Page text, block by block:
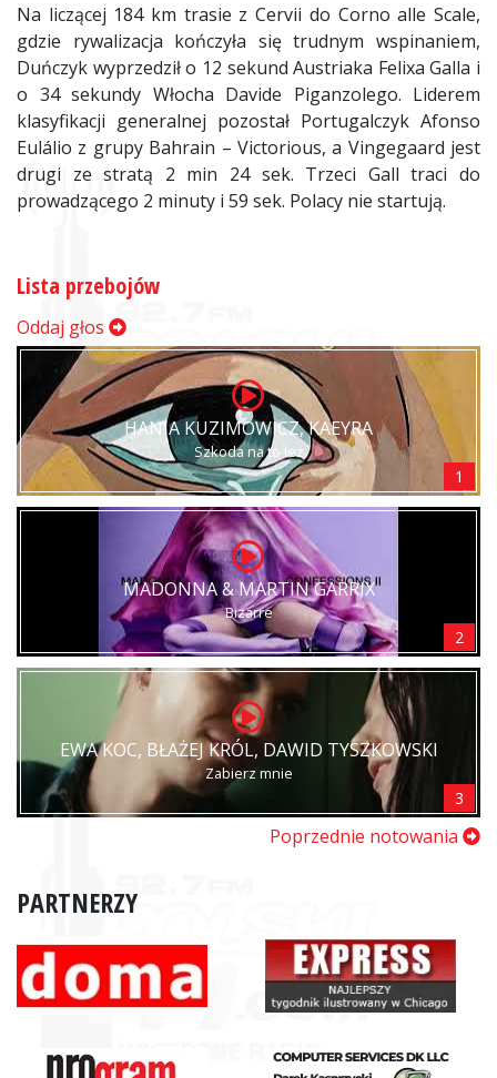
Na liczącej 184 km trasie z Cervii do Corno alle Scale,
gdzie rywalizacja kończyła się trudnym wspinaniem,
Duńczyk wyprzedził o 12 sekund Austriaka Felixa Galla i
o 34 sekundy Włocha Davide Piganzolego. Liderem
klasyfikacji generalnej pozostał Portugalczyk Afonso
Eulálio z grupy Bahrain – Victorious, a Vingegaard jest
drugi ze stratą 2 min 24 sek. Trzeci Gall traci do
prowadzącego 2 minuty i 59 sek. Polacy nie startują.
Lista przebojów
Oddaj głos
HANIA KUZIMOWICZ, KAEYRA
Szkoda na to łez
1
MADONNA & MARTIN GARRIX
Bizarre
2
EWA KOC, BŁAŻEJ KRÓL, DAWID TYSZKOWSKI
Zabierz mnie
3
Poprzednie notowania
PARTNERZY